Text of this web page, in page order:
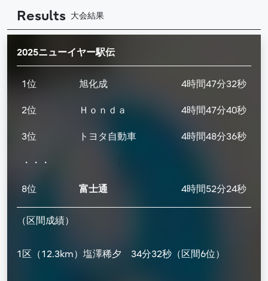
Results 大会結果
2025ニューイヤー駅伝
1位 旭化成 4時間47分32秒
2位 Ｈｏｎｄａ 4時間47分40秒
3位 トヨタ自動車 4時間48分36秒
・・・
8位 富士通 4時間52分24秒
（区間成績）
1区（12.3km）塩澤稀夕 34分32秒（区間6位）